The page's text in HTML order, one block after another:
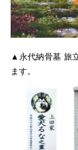
▲永代納骨墓 旅
ます。